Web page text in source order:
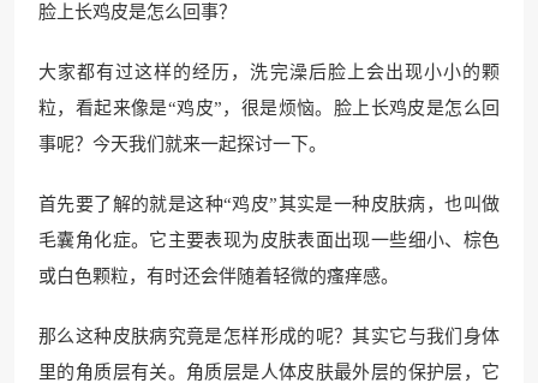
脸上长鸡皮是怎么回事？
大家都有过这样的经历，洗完澡后脸上会出现小小的颗
粒，看起来像是“鸡皮”，很是烦恼。脸上长鸡皮是怎么回
事呢？今天我们就来一起探讨一下。
首先要了解的就是这种“鸡皮”其实是一种皮肤病，也叫做
毛囊角化症。它主要表现为皮肤表面出现一些细小、棕色
或白色颗粒，有时还会伴随着轻微的瘙痒感。
那么这种皮肤病究竟是怎样形成的呢？其实它与我们身体
里的角质层有关。角质层是人体皮肤最外层的保护层，它